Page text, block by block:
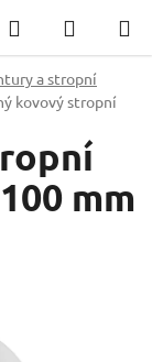
Hledat
KOŠÍK
a stropní
kovový stropní
mm